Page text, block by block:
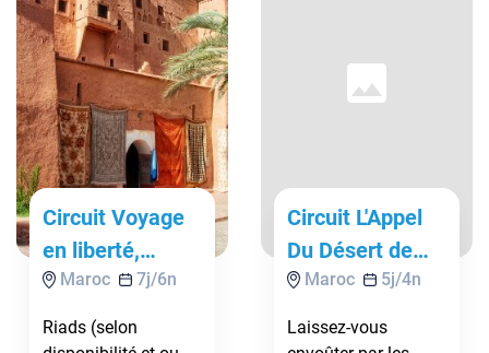
Circuit Voyage
en liberté,
Marrakech,
oasis et désert
Maroc 7j/6n
Riads (selon
Circuit L'Appel
Du Désert de
Zagora
Maroc 5j/4n
Laissez-vous